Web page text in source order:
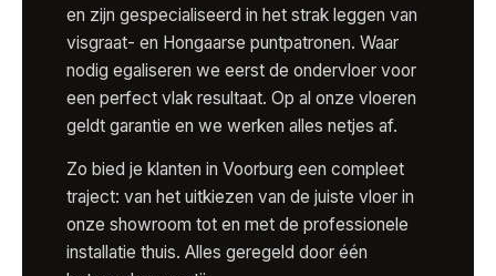
en zijn gespecialiseerd in het strak leggen van
visgraat- en Hongaarse puntpatronen. Waar
nodig egaliseren we eerst de ondervloer voor
een perfect vlak resultaat. Op al onze vloeren
geldt garantie en we werken alles netjes af.
Zo bied je klanten in Voorburg een compleet
traject: van het uitkiezen van de juiste vloer in
onze showroom tot en met de professionele
installatie thuis. Alles geregeld door één